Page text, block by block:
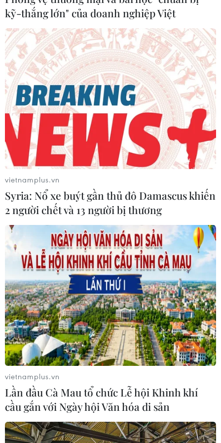
Nga sẽ cho các công ty và ngân hàng lớn
vay bằng ngoại tệ
25/12/2014 13:18
Ngân hàng trung ương Nga ngày 24/12 thông báo sẽ
bắt đầu cho các công ty và ngân hàng chủ chốt vay
bằng đồng USD và euro trong năm 2015.
kỹ-thắng lớn" của doanh nghiệp Việt
vietnamplus.vn
Syria: Nổ xe buýt gần thủ đô Damascus khiến
2 người chết và 13 người bị thương
vietnamplus.vn
Lần đầu Cà Mau tổ chức Lễ hội Khinh khí
cầu gắn với Ngày hội Văn hóa di sản